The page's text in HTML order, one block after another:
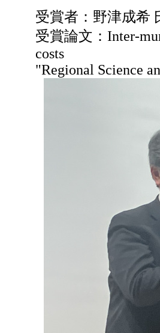
受賞者：野津成希
受賞論文：Inter-
costs
"Regional Science